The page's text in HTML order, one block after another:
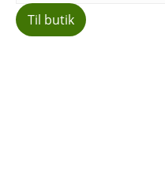
Til butik